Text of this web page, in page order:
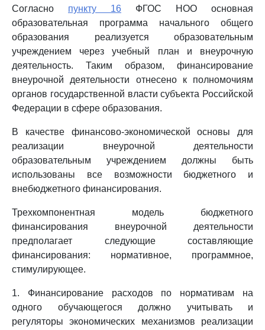
Согласно пункту 16 ФГОС НОО основная
образовательная программа начального общего
образования реализуется образовательным
учреждением через учебный план и внеурочную
деятельность. Таким образом, финансирование
внеурочной деятельности отнесено к полномочиям
органов государственной власти субъекта Российской
Федерации в сфере образования.
В качестве финансово-экономической основы для
реализации внеурочной деятельности
образовательным учреждением должны быть
использованы все возможности бюджетного и
внебюджетного финансирования.
Трехкомпонентная модель бюджетного
финансирования внеурочной деятельности
предполагает следующие составляющие
финансирования: нормативное, программное,
стимулирующее.
1. Финансирование расходов по нормативам на
одного обучающегося должно учитывать и
регуляторы экономических механизмов реализации